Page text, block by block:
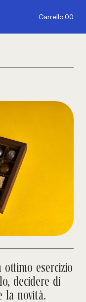
Carrello 00
ottimo esercizio
decidere di
la novità.